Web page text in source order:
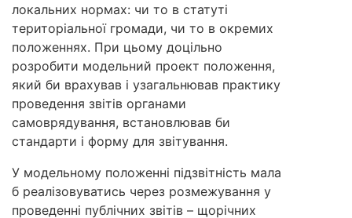
локальних нормах: чи то в статуті
територіальної громади, чи то в окремих
положеннях. При цьому доцільно
розробити модельний проект положення,
який би врахував і узагальнював практику
проведення звітів органами
самоврядування, встановлював би
стандарти і форму для звітування.
У модельному положенні підзвітність мала
б реалізовуватись через розмежування у
проведенні публічних звітів – щорічних